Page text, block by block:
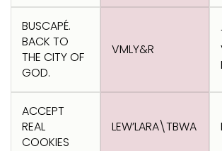
BUSCAPÉ.
BACK TO
THE CITY OF
GOD.
VMLY&R
ACCEPT
REAL
COOKIES
LEW’LARA\TBWA